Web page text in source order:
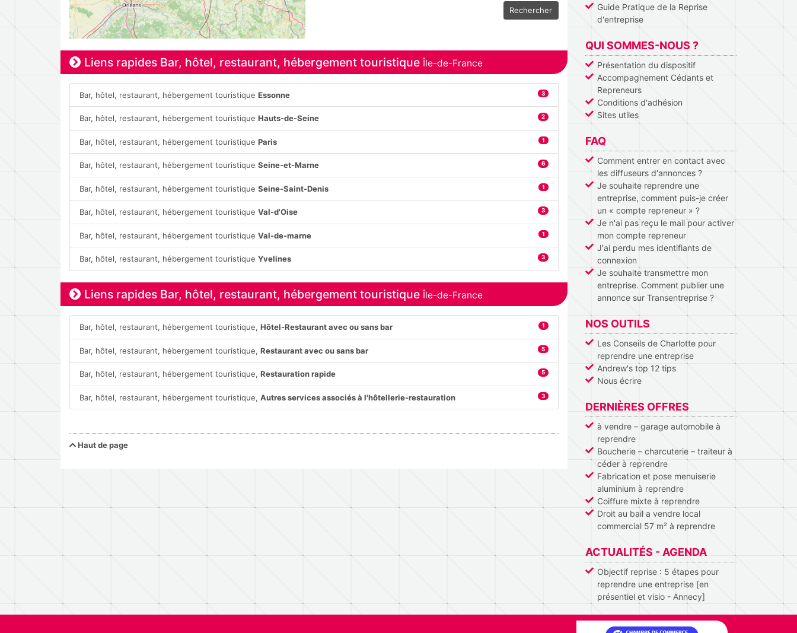
Rechercher
Liens rapides Bar, hôtel, restaurant, hébergement touristiqueÎle-de-France
Bar, hôtel, restaurant, hébergement touristiqueEssonne 3
Bar, hôtel, restaurant, hébergement touristiqueHauts-de-Seine 2
Bar, hôtel, restaurant, hébergement touristiqueParis 1
Bar, hôtel, restaurant, hébergement touristiqueSeine-et-Marne 6
Bar, hôtel, restaurant, hébergement touristiqueSeine-Saint-Denis 1
Bar, hôtel, restaurant, hébergement touristiqueVal-d'Oise 3
Bar, hôtel, restaurant, hébergement touristiqueVal-de-marne 1
Bar, hôtel, restaurant, hébergement touristiqueYvelines 3
Liens rapides Bar, hôtel, restaurant, hébergement touristiqueÎle-de-France
Bar, hôtel, restaurant, hébergement touristique,Hôtel-Restaurant avec ou sans bar 1
Bar, hôtel, restaurant, hébergement touristique,Restaurant avec ou sans bar 5
Bar, hôtel, restaurant, hébergement touristique,Restauration rapide 5
Bar, hôtel, restaurant, hébergement touristique,Autres services associés à l'hôtellerie-restauration 3
Haut de page
Guide Pratique de la Reprise
d'entreprise
QUI SOMMES-NOUS ?
Présentation du dispositif
Accompagnement Cédants et
Repreneurs
Conditions d'adhésion
Sites utiles
FAQ
Comment entrer en contact avec
les diffuseurs d'annonces ?
Je souhaite reprendre une
entreprise, comment puis-je créer
un « compte repreneur » ?
Je n'ai pas reçu le mail pour activer
mon compte repreneur
J'ai perdu mes identifiants de
connexion
Je souhaite transmettre mon
entreprise. Comment publier une
annonce sur Transentreprise ?
NOS OUTILS
Les Conseils de Charlotte pour
reprendre une entreprise
Andrew's top 12 tips
Nous écrire
DERNIÈRES OFFRES
à vendre – garage automobile à
reprendre
Boucherie – charcuterie – traiteur à
céder à reprendre
Fabrication et pose menuiserie
aluminium à reprendre
Coiffure mixte à reprendre
Droit au bail a vendre local
commercial 57 m² à reprendre
ACTUALITÉS - AGENDA
Objectif reprise : 5 étapes pour
reprendre une entreprise [en
présentiel et visio - Annecy]